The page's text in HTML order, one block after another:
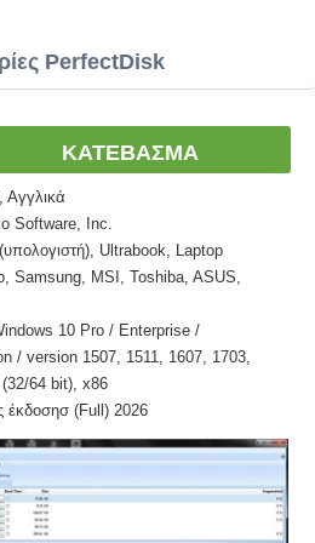
PerfectDisk
ΚΑΤΕΒΑΣΜΑ
Αγγλικά
Software, Inc.
Ultrabook, Laptop
Samsung, MSI, Toshiba, ASUS,
10 Pro / Enterprise /
/ version 1507, 1511, 1607, 1703,
64 bit), x86
έκδοσησ (Full) 2026